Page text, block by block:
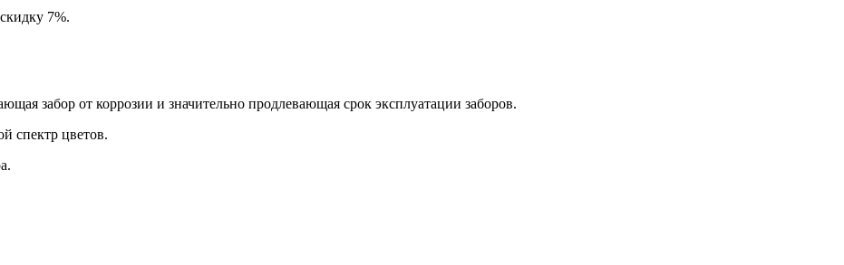
7%.
забор от коррозии и значительно продлевающая срок эксплуатации заборов.
спектр цветов.